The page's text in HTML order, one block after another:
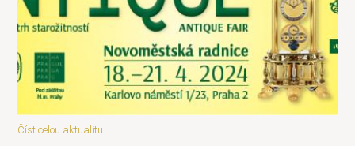
Číst celou aktualitu